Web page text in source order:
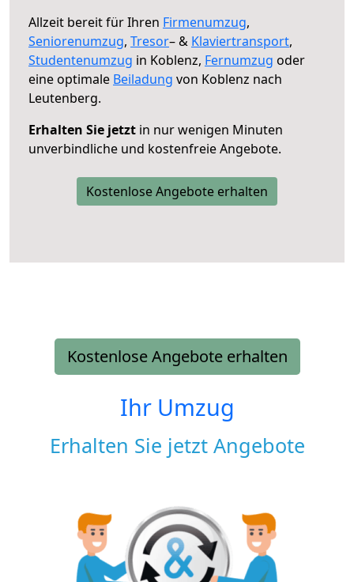
Allzeit bereit für Ihren Firmenumzug,
Seniorenumzug, Tresor– & Klaviertransport,
Studentenumzug in Koblenz, Fernumzug oder
eine optimale Beiladung von Koblenz nach
Leutenberg.
Erhalten Sie jetzt in nur wenigen Minuten
unverbindliche und kostenfreie Angebote.
Kostenlose Angebote erhalten
Kostenlose Angebote erhalten
Ihr Umzug
Erhalten Sie jetzt Angebote